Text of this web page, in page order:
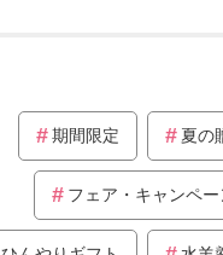
期間限定 夏の
フェア・キャンペー